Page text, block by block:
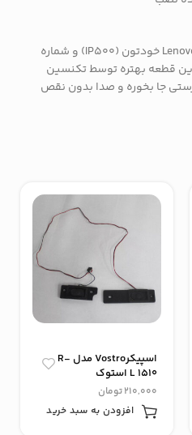
قبل از خرید، مدل دقیق لپ‌تاپ Lenovo خودتون (IP500) و شماره
قطعه بهتره توسط تکنسین
جا بخوره و صدا بدون نقص
اسپیکرVostro مدل R-
L 1510 استوک
210,000تومان
افزودن به سبد خرید